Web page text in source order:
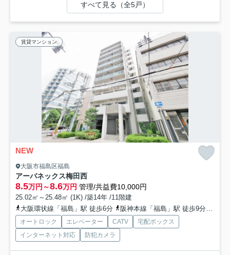
すべて見る（全5戸）
賃貸マンション
NEW
大阪市福島区福島
アーバネックス梅田西
8.5万円～8.6万円 管理/共益費10,000円
25.02㎡～25.48㎡ (1K) /築14年 /11階建
大阪環状線「福島」駅 徒歩6分
阪神本線「福島」駅 徒歩9分
オートロック エレベーター CATV
宅配ボックス
インターネット対応
防犯カメラ